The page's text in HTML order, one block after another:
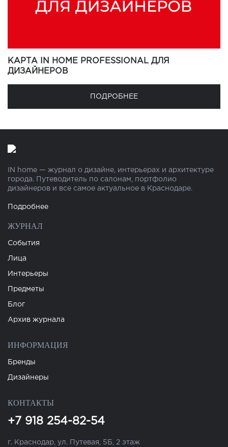
КАРТА IN HOME PROFESSIONAL ДЛЯ
ДИЗАЙНЕРОВ
ПОДРОБНЕЕ
IN home — журнал о дизайне, интерьерах и архитектуре
города. Путеводитель по салонам, портфолио
дизайнеров и все самое актуальное в Краснодаре.
Подробнее
ЖУРНАЛ
События
Лица
Интерьеры
Предметы
Блог
Архив журнала
ИНФОРМАЦИЯ
Бренды
Дизайнеры
КОНТАКТЫ
+7 918 254-82-54
г. Краснодар, ул. Путевая, 5Б, 2 этаж